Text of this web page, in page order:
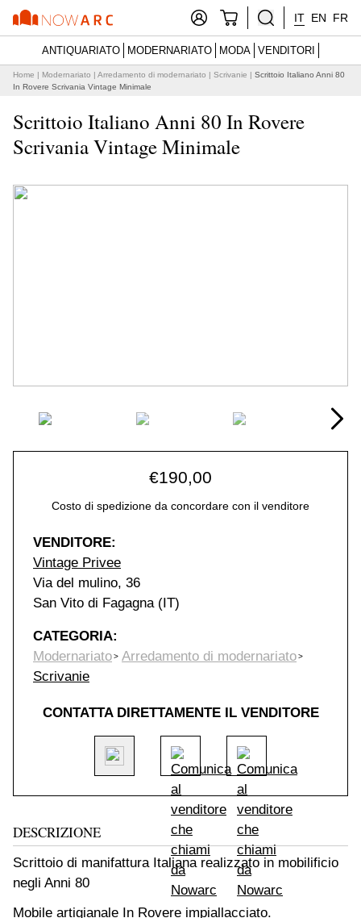
IT EN FR
ANTIQUARIATO MODERNARIATO MODA VENDITORI
Home | Modernariato | Arredamento di modernariato | Scrivanie | Scrittoio Italiano Anni 80
In Rovere Scrivania Vintage Minimale
Scrittoio Italiano Anni 80 In Rovere
Scrivania Vintage Minimale
€190,00
Costo di spedizione da concordare con il venditore
VENDITORE:
Vintage Privee
Via del mulino, 36
San Vito di Fagagna (IT)
CATEGORIA:
Modernariato
Arredamento di modernariato
Scrivanie
CONTATTA DIRETTAMENTE IL VENDITORE
DESCRIZIONE
Scrittoio di manifattura Italiana realizzato in mobilificio
negli Anni 80
Mobile artigianale In Rovere impiallacciato.